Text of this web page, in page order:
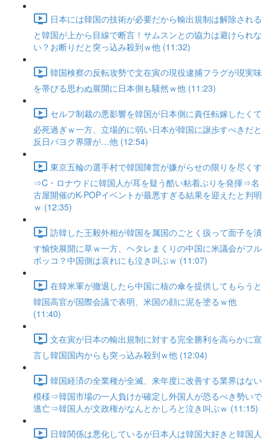
日本には韓国の技術が必要だから輸出規制は解除される
と韓国が上から目線で断言！サムスンとの協力は避けられな
い？お断りだと突っ込み殺到ｗ他 (11:32)
韓国検察の反転攻勢で文在寅の現役逮捕フラグが現実味
を帯びる思わぬ展開に日本側も騒然ｗ他 (11:23)
セルフ制裁の悪影響を韓国が日本側に責任転嫁したくて
必死過ぎｗ一方、立場的に弱い日本が韓国に譲歩すべきだと
反日パヨク界隈が…他 (12:54)
東京五輪の選手村で韓国陣営が嫌がらせの限りを尽くす
⇒C・ロナウドに韓国人が耳を疑う酷い粘着ぶりを発揮⇒名
古屋開催のK-POPイベントが最悪すぎる結果を迎えたと判明
ｗ (12:35)
訪韓した王毅外相が韓国を属国のごとく扱って面子を潰
す愉快展開に草ｗ一方、ヘタレまくりの中国に米議会がフル
ボッコ？中国側は哀れにも泣き叫ぶｗ (11:07)
在韓米軍が撤退したら中国に核の傘を提供してもらうと
韓国高官が国際会議で表明、米国の顔に泥を塗るｗ他
(11:40)
文在寅が日本の輸出規制に対する完全勝利を高らかに宣
言し韓国国内からも突っ込み殺到ｗ他 (12:04)
韓国経済の全業種が全滅、来年度に改善する業界はない
模様⇒韓国市場の一人負けが確定し外国人が恐るべき勢いで
逃亡⇒韓国人が文政権がなんとかしろと泣き叫ぶｗ (11:15)
日韓関係は悪化しているが日本人は韓国大好きと韓国人